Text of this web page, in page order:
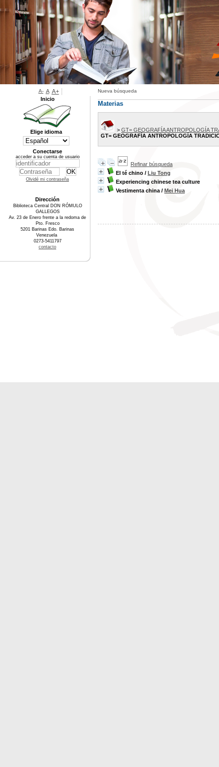
Nueva búsqueda
Materias
> GT= GEOGRAFÍA ANTROPOLOGÍA
GT= GEOGRAFÍA ANTROPOLOGÍA
Refinar búsqueda
El té chino / Liu Tong
Experiencing chinese tea culture
Vestimenta china / Mei Hua
A- A A+
Inicio
Elige idioma
Conectarse
acceder a su cuenta de usuario
Olvidé mi contraseña
Dirección
Biblioteca Central DON RÓMULO
GALLEGOS
Av. 23 de Enero frente a la redoma de
Pto. Fresco
5201 Barinas Edo. Barinas
Venezuela
0273-5411797
contacto